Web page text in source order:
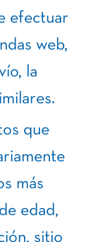
efectuar
web,
la
que
más
edad,
sitio